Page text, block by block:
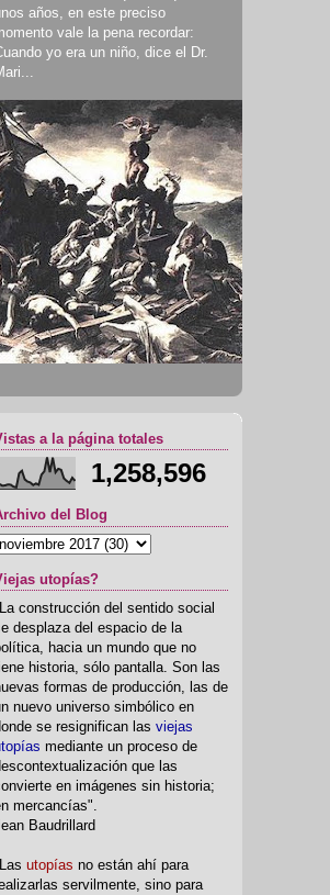
años, en este preciso
vale la pena recordar:
yo era un niño, dice el Dr.
a la página totales
1,258,596
del Blog
utopías?
construcción del sentido social
desplaza del espacio de la
hacia un mundo que no
historia, sólo pantalla. Son las
formas de producción, las de
nuevo universo simbólico en
se resignifican las viejas
mediante un proceso de
que las
en imágenes sin historia;
mercancías".
Baudrillard
utopías no están ahí para
servilmente, sino para